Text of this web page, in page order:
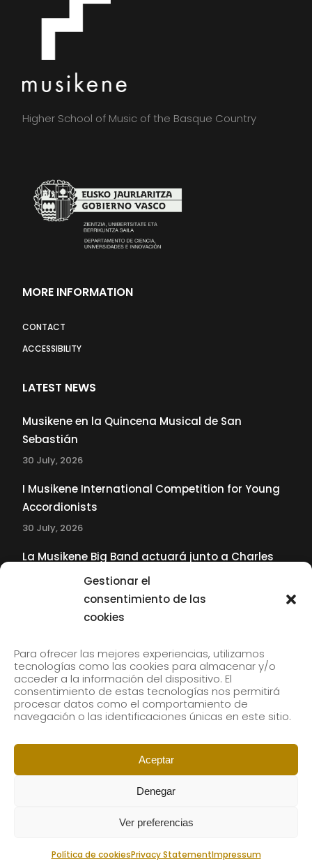
Gestionar el
consentimiento de las
cookies
Para ofrecer las mejores experiencias, utilizamos
tecnologías como las cookies para almacenar y/o
acceder a la información del dispositivo. El
consentimiento de estas tecnologías nos permitirá
procesar datos como el comportamiento de
navegación o las identificaciones únicas en este sitio.
Aceptar
Denegar
Ver preferencias
Política de cookiesPrivacy StatementImpressum
Higher School of Music of the Basque Country
MORE INFORMATION
CONTACT
ACCESSIBILITY
LATEST NEWS
Musikene en la Quincena Musical de San
Sebastián
30 July, 2026
I Musikene International Competition for Young
Accordionists
30 July, 2026
La Musikene Big Band actuará junto a Charles
Tolliver en el 61 Jazzaldia
Subscribe to our newsletter to receive our news by
email.